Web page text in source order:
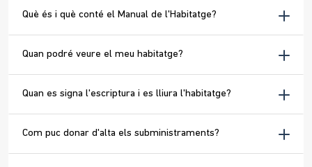
Què és i què conté el Manual de l'Habitatge?
Quan podré veure el meu habitatge?
Quan es signa l'escriptura i es lliura l'habitatge?
Com puc donar d'alta els subministraments?